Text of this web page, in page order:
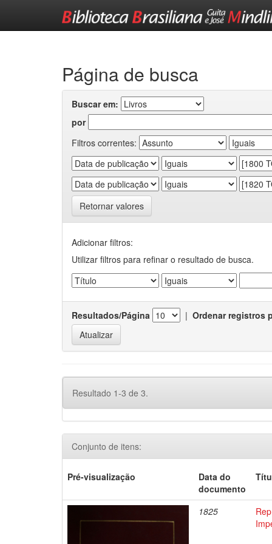
Página de busca
Buscar em:
por
Filtros correntes:
Retornar valores
Adicionar filtros:
Utilizar filtros para refinar o resultado de busca.
Resultados/Página | Ordenar registros
Resultado 1-3 de 3.
Conjunto de itens:
Pré-visualização
Data do
documento
1825